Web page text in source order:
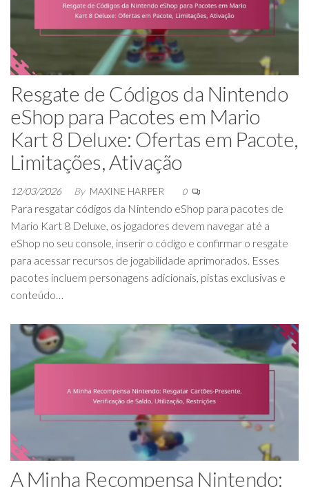
Resgate de Códigos da Nintendo
eShop para Pacotes em Mario
Kart 8 Deluxe: Ofertas em Pacote,
Limitações, Ativação
12/03/2026 By MAXINE HARPER 0
Para resgatar códigos da Nintendo eShop para pacotes de
Mario Kart 8 Deluxe, os jogadores devem navegar até a
eShop no seu console, inserir o código e confirmar o resgate
para acessar recursos de jogabilidade aprimorados. Esses
pacotes incluem personagens adicionais, pistas exclusivas e
conteúdo…
A Minha Recompensa Nintendo: